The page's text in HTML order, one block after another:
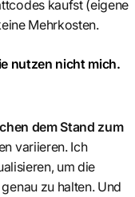
kaufst (eigene
Mehrkosten.
nutzen nicht mich.
dem Stand zum
variieren. Ich
um die
zu halten. Und